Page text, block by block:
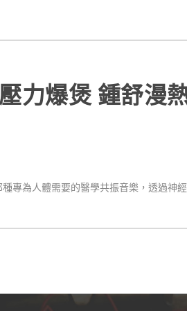
力爆煲 鍾舒漫
專為人體需要的醫學共振音樂，透過神